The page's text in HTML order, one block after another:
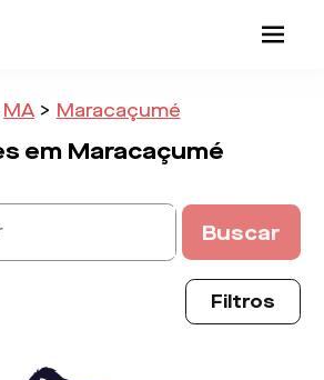
MA > Maracaçumé
em Maracaçumé
Buscar
Filtros